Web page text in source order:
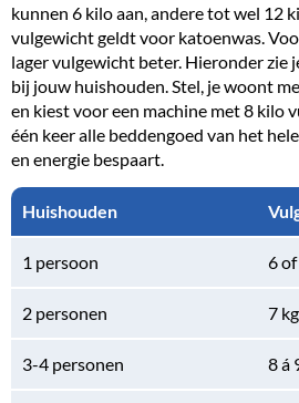
kunnen 6 kilo aan, andere tot wel 12
vulgewicht geldt voor katoenwas.
lager vulgewicht beter. Hieronder zie
bij jouw huishouden. Stel, je woont
en kiest voor een machine met 8 kilo
één keer alle beddengoed van het
en energie bespaart.
Huishouden
1 persoon 6
2 personen 7 kg
3-4 personen 8 á